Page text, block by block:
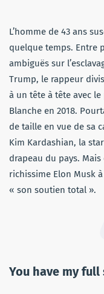
L’homme de 43 ans
quelque temps. Entre
ambiguës sur
Trump, le rappeur
à un tête à tête avec
Blanche en 2018.
de taille en vue de sa
Kim Kardashian, la
drapeau du pays.
richissime Elon Musk
« son soutien total ».
You have my